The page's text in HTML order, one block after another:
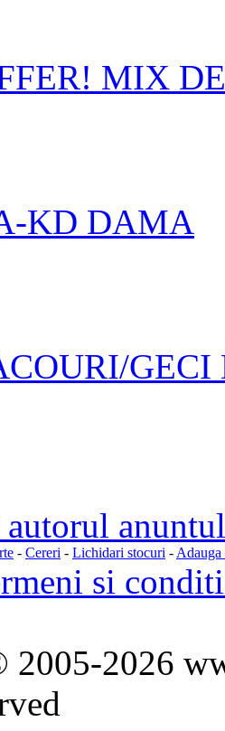
MIX
KD DAMA
autorul
- Cereri - Lichidari stocuri - Adauga
si
2026